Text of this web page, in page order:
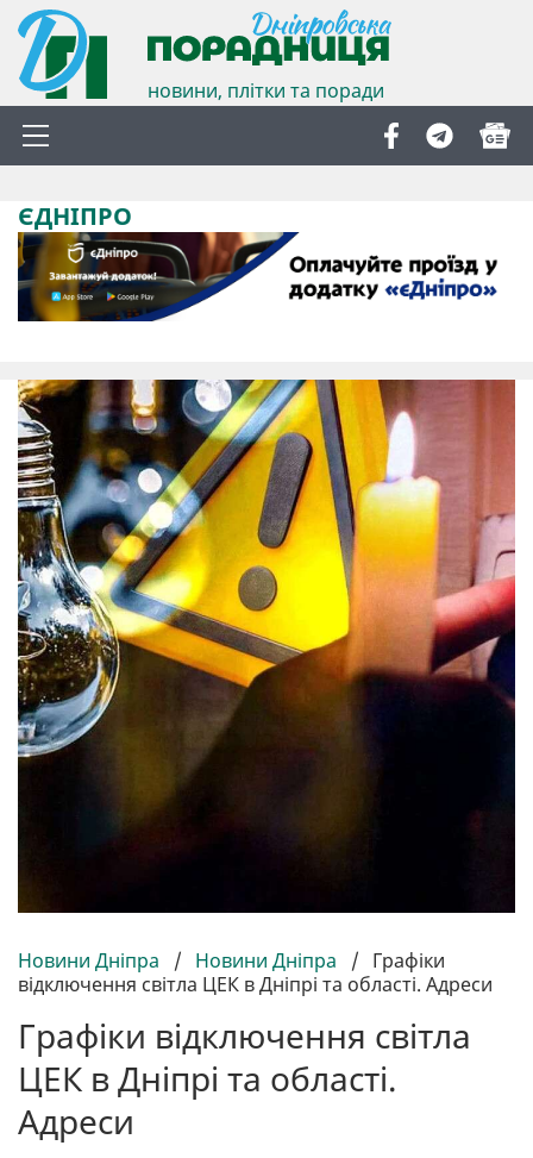
новини, плітки та поради
ЄДНІПРО
Новини Дніпра / Новини Дніпра / Графіки
відключення світла ЦЕК в Дніпрі та області. Адреси
Графіки відключення світла
ЦЕК в Дніпрі та області.
Адреси